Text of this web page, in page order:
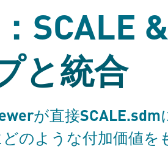
SCALE
と統合
が直接SCALE.sdm
のような付加価値を